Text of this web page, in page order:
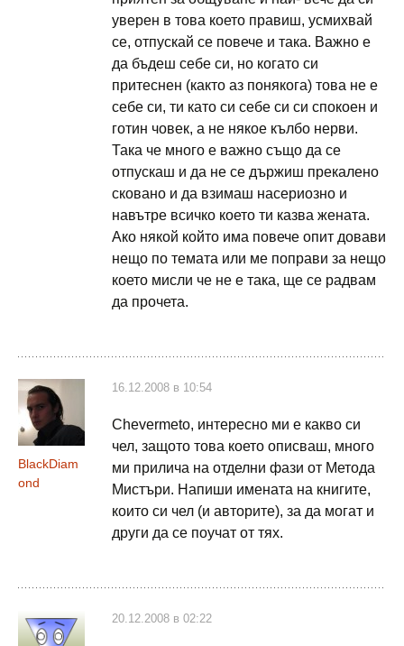
уверен в това което правиш, усмихвай
се, отпускай се повече и така. Важно е
да бъдеш себе си, но когато си
притеснен (както аз понякога) това не е
себе си, ти като си себе си си спокоен и
готин човек, а не някое кълбо нерви.
Така че много е важно също да се
отпускаш и да не се държиш прекалено
сковано и да взимаш насериозно и
навътре всичко което ти казва жената.
Ако някой който има повече опит довави
нещо по темата или ме поправи за нещо
което мисли че не е така, ще се радвам
да прочета.
BlackDiam
ond
16.12.2008 в 10:54
Chevermeto, интересно ми е какво си
чел, защото това което описваш, много
ми прилича на отделни фази от Метода
Мистъри. Напиши имената на книгите,
които си чел (и авторите), за да могат и
други да се поучат от тях.
20.12.2008 в 02:22